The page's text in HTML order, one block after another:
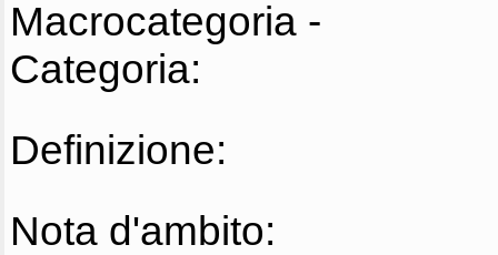
Macrocategoria -
Categoria:
Definizione:
Nota d'ambito: